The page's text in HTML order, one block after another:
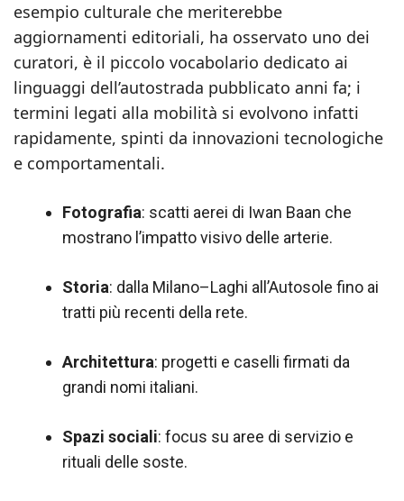
esempio culturale che meriterebbe
aggiornamenti editoriali, ha osservato uno dei
curatori, è il piccolo vocabolario dedicato ai
linguaggi dell’autostrada pubblicato anni fa; i
termini legati alla mobilità si evolvono infatti
rapidamente, spinti da innovazioni tecnologiche
e comportamentali.
Fotografia: scatti aerei di Iwan Baan che
mostrano l’impatto visivo delle arterie.
Storia: dalla Milano–Laghi all’Autosole fino ai
tratti più recenti della rete.
Architettura: progetti e caselli firmati da
grandi nomi italiani.
Spazi sociali: focus su aree di servizio e
rituali delle soste.